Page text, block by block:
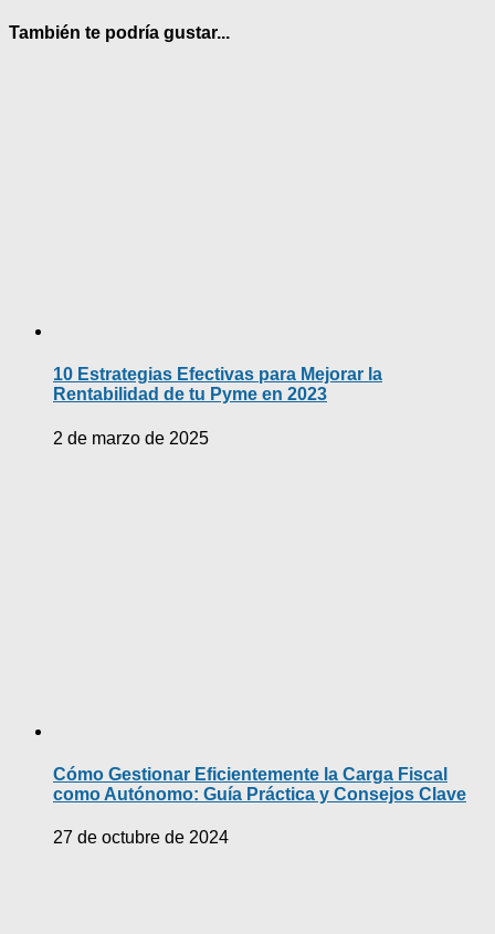
También te podría gustar...
10 Estrategias Efectivas para Mejorar la
Rentabilidad de tu Pyme en 2023
2 de marzo de 2025
Cómo Gestionar Eficientemente la Carga Fiscal
como Autónomo: Guía Práctica y Consejos Clave
27 de octubre de 2024